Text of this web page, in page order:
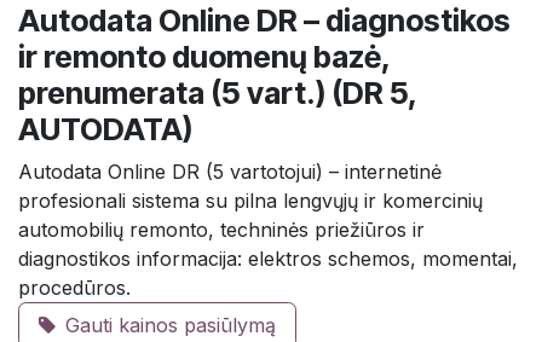
Autodata Online DR – diagnostikos
ir remonto duomenų bazė,
prenumerata (5 vart.) (DR 5,
AUTODATA)
Autodata Online DR (5 vartotojui) – internetinė
profesionali sistema su pilna lengvųjų ir komercinių
automobilių remonto, techninės priežiūros ir
diagnostikos informacija: elektros schemos, momentai,
procedūros.
Gauti kainos pasiūlymą